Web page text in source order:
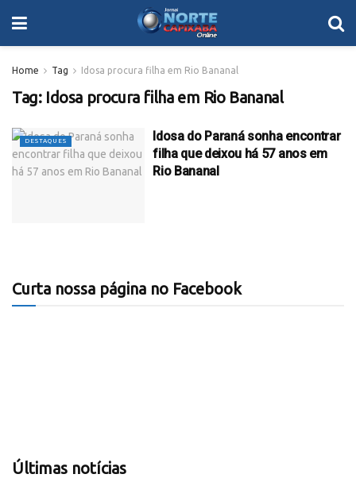
Home Tag Idosa procura filha em Rio Bananal
Tag: Idosa procura filha em Rio Bananal
DESTAQUES
Idosa do Paraná sonha encontrar
filha que deixou há 57 anos em
Rio Bananal
Curta nossa página no Facebook
Últimas notícias